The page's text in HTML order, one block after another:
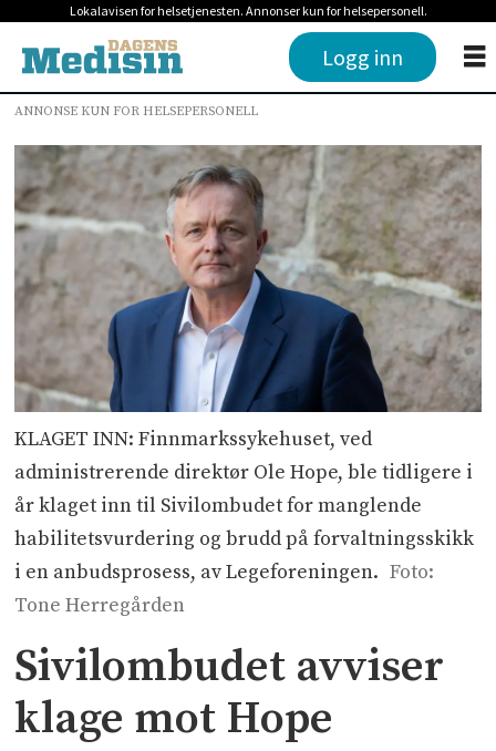
Lokalavisen for helsetjenesten. Annonser kun for helsepersonell.
Logg inn
ANNONSE KUN FOR HELSEPERSONELL
KLAGET INN: Finnmarkssykehuset, ved
administrerende direktør Ole Hope, ble tidligere i
år klaget inn til Sivilombudet for manglende
habilitetsvurdering og brudd på forvaltningsskikk
i en anbudsprosess, av Legeforeningen. Foto:
Tone Herregården
Sivilombudet avviser
klage mot Hope